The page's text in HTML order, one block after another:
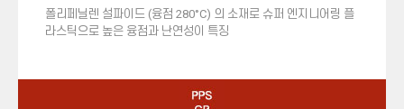
폴리페닐렌 설파이드 (융점 280°C) 의 소재로 슈퍼 엔지니어링 플
라스틱으로 높은 융점과 난연성이 특징